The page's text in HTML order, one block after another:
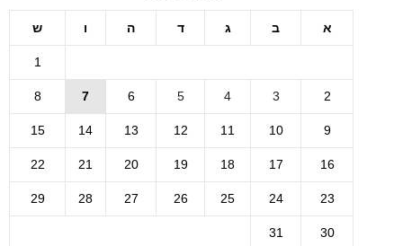
א ב ג ד ה ו ש
1
2
3
4
5
6
7
8
9
10
11
12
13
14
15
16
17
18
19
20
21
22
23
24
25
26
27
28
29
30
31